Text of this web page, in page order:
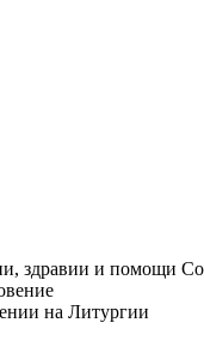
здравии и помощи
на Литургии